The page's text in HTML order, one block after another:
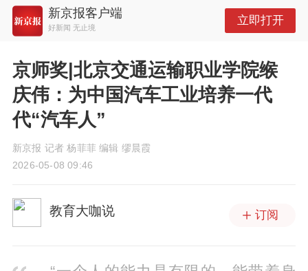
新京报客户端
好新闻 无止境
立即打开
京师奖|北京交通运输职业学院缑
庆伟：为中国汽车工业培养一代
代“汽车人”
新京报 记者 杨菲菲 编辑 缪晨霞
2026-05-08 09:46
教育大咖说 订阅